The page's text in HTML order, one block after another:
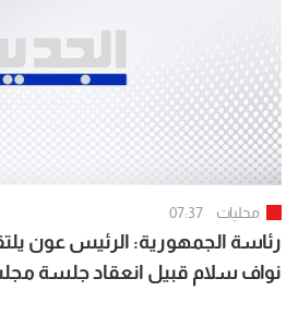
محليات 07:37
رئاسة الجمهورية: الرئيس عون
نواف سلام قبيل انعقاد جلسة